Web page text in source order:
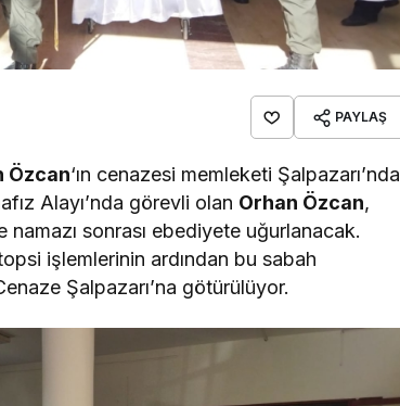
PAYLAŞ
Özcan‘ın cenazesi memleketi Şalpazarı’nda
Alayı’nda görevli olan Orhan Özcan,
sonrası ebediyete uğurlanacak.
işlemlerinin ardından bu sabah
Şalpazarı’na götürülüyor.